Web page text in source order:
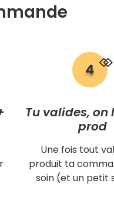
Tu valides, on
prod
Une fois tout
produit ta
soin (et un petit